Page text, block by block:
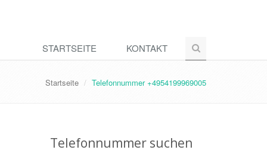
STARTSEITE KONTAKT
Startseite Telefonnummer +4954199969005
Telefonnummer suchen